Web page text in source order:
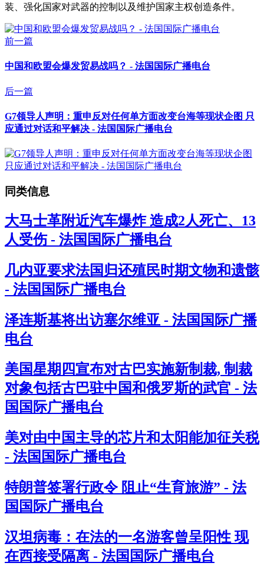
装、强化国家对武器的控制以及维护国家主权创造条件。
前一篇
中国和欧盟会爆发贸易战吗？ - 法国国际广播电台
后一篇
G7领导人声明：重申反对任何单方面改变台海等现状企图 只
应通过对话和平解决 - 法国国际广播电台
同类信息
大马士革附近汽车爆炸 造成2人死亡、13
人受伤 - 法国国际广播电台
几内亚要求法国归还殖民时期文物和遗骸
- 法国国际广播电台
泽连斯基将出访塞尔维亚 - 法国国际广播
电台
美国星期四宣布对古巴实施新制裁, 制裁
对象包括古巴驻中国和俄罗斯的武官 - 法
国国际广播电台
美对由中国主导的芯片和太阳能加征关税
- 法国国际广播电台
特朗普签署行政令 阻止“生育旅游” - 法
国国际广播电台
汉坦病毒：在法的一名游客曾呈阳性 现
在西接受隔离 - 法国国际广播电台